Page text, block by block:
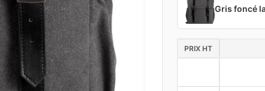
Gris foncé
PRIX HT